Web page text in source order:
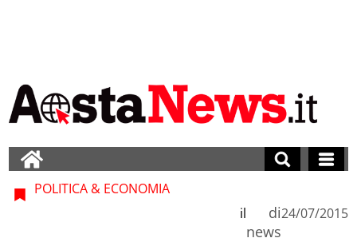
POLITICA & ECONOMIA
di
news
il 24/07/2015